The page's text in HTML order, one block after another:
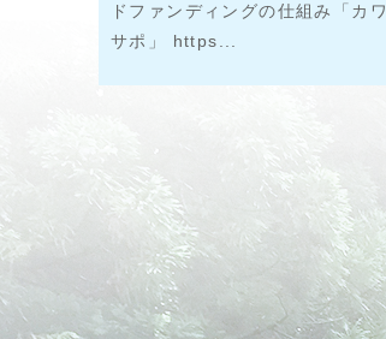
ドファンディングの仕組み「カワ
サポ」 https...